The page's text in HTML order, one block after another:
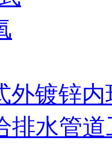
外镀锌
排水管道